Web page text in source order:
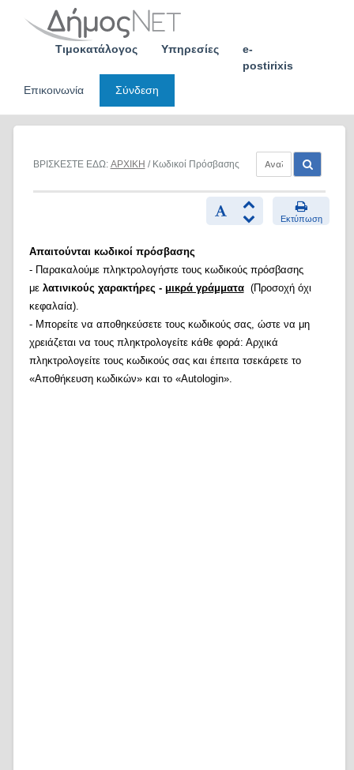
Τιμοκατάλογος Υπηρεσίες
e-
postirixis
Επικοινωνία
Σύνδεση
ΒΡΙΣΚΕΣΤΕ ΕΔΩ: ΑΡΧΙΚΗ / Κωδικοί Πρόσβασης
Εκτύπωση
Απαιτούνται κωδικοί πρόσβασης
- Παρακαλούμε πληκτρολογήστε τους κωδικούς πρόσβασης
με λατινικούς χαρακτήρες - μικρά γράμματα(Προσοχή όχι
κεφαλαία).
- Μπορείτε να αποθηκεύσετε τους κωδικούς σας, ώστε να μη
χρειάζεται να τους πληκτρολογείτε κάθε φορά: Αρχικά
πληκτρολογείτε τους κωδικούς σας και έπειτα τσεκάρετε το
«Αποθήκευση κωδικών» και το «Autologin».